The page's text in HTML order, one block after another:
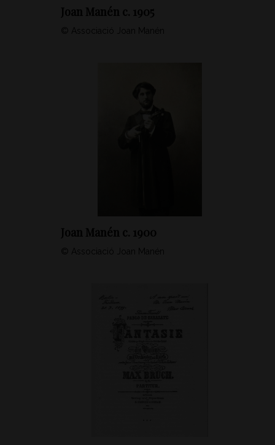
Joan Manén c. 1905
© Associació Joan Manén
Joan Manén c. 1900
© Associació Joan Manén